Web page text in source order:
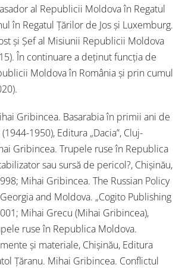
al Republicii Moldova în Regatul
în Regatul Țărilor de Jos și Luxemburg.
și Șef al Misiunii Republicii Moldova
În continuare a deținut funcția de
Moldova în România și prin cumul
Gribincea. Basarabia în primii ani de
1950), Editura „Dacia”, Cluj-
Gribincea. Trupele ruse în Republica
sau sursă de pericol?, Chișinău,
Mihai Gribincea. The Russian Policy
and Moldova. „Cogito Publishing
Mihai Grecu (Mihai Gribincea),
ruse în Republica Moldova.
și materiale, Chișinău, Editura
Țăranu. Mihai Gribincea. Conflictul